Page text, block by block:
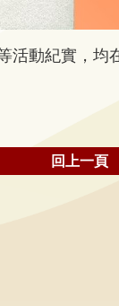
活動紀實，均
回上一頁